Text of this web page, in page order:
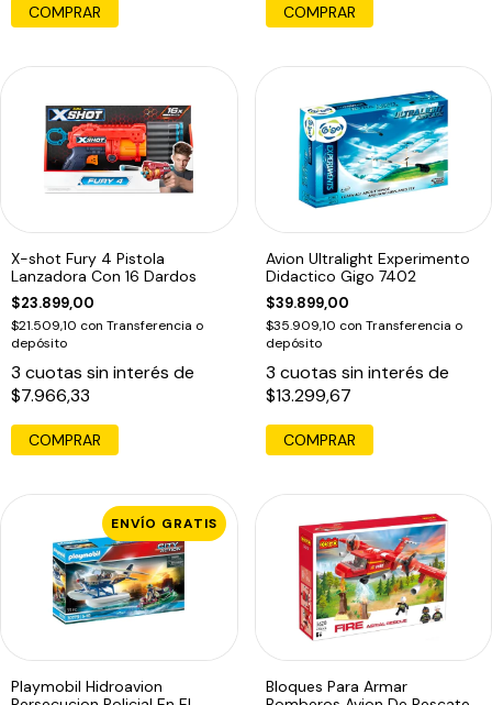
COMPRAR COMPRAR
X-shot Fury 4 Pistola
Lanzadora Con 16 Dardos
$23.899,00
$21.509,10 con Transferencia o
depósito
3 cuotas sin interés de
$7.966,33
COMPRAR
Avion Ultralight Experimento
Didactico Gigo 7402
$39.899,00
$35.909,10 con Transferencia o
depósito
3 cuotas sin interés de
$13.299,67
COMPRAR
ENVÍO GRATIS
Playmobil Hidroavion
Bloques Para Armar